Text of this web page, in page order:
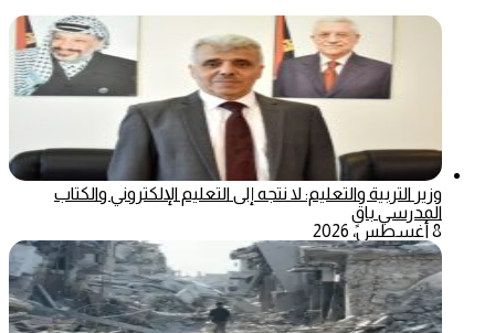
وزير التربية والتعليم: لا نتجه إلى التعليم الإلكتروني والكتاب
المدرسي باقٍ
8 أغسطس، 2026